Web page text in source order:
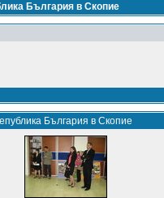
България в Скопие
България в Скопие